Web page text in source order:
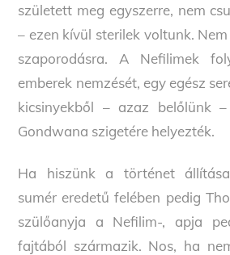
született meg egyszerre, nem
– ezen kívül sterilek voltunk.
szaporodásra. A Nefilimek
emberek nemzését, egy egész
kicsinyekből – azaz belőlünk
Gondwana szigetére helyezték.
Ha hiszünk a történet
sumér eredetű felében pedig
szülőanyja a Nefilim-, apja
fajtából származik. Nos, ha